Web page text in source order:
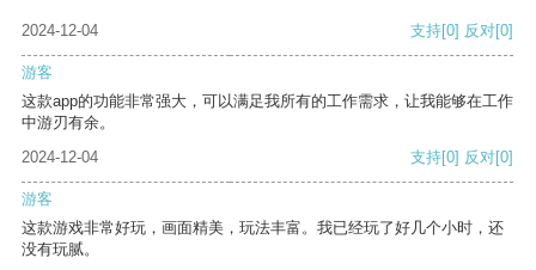
2024-12-04 支持[0] 反对[0]
游客
这款app的功能非常强大，可以满足我所有的工作需求，让我能够在工作
中游刃有余。
2024-12-04
支持[0] 反对[0]
游客
这款游戏非常好玩，画面精美，玩法丰富。我已经玩了好几个小时，还
没有玩腻。